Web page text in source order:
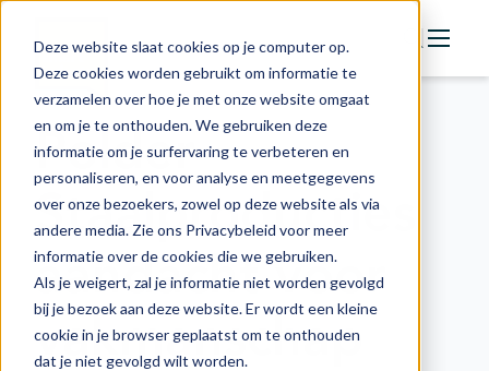
Deze website slaat cookies op je computer op.
Deze cookies worden gebruikt om informatie te
verzamelen over hoe je met onze website omgaat
en om je te onthouden. We gebruiken deze
informatie om je surfervaring te verbeteren en
personaliseren, en voor analyse en meetgegevens
over onze bezoekers, zowel op deze website als via
andere media. Zie ons Privacybeleid voor meer
informatie over de cookies die we gebruiken.
Als je weigert, zal je informatie niet worden gevolgd
bij je bezoek aan deze website. Er wordt een kleine
cookie in je browser geplaatst om te onthouden
dat je niet gevolgd wilt worden.
Actie
Doelstellingen
Groeipaden
Actuele onderwerpen
Financiering
Nieuws
In de regio
Polder
Staalproducties
aandacht voor
vakmanschap